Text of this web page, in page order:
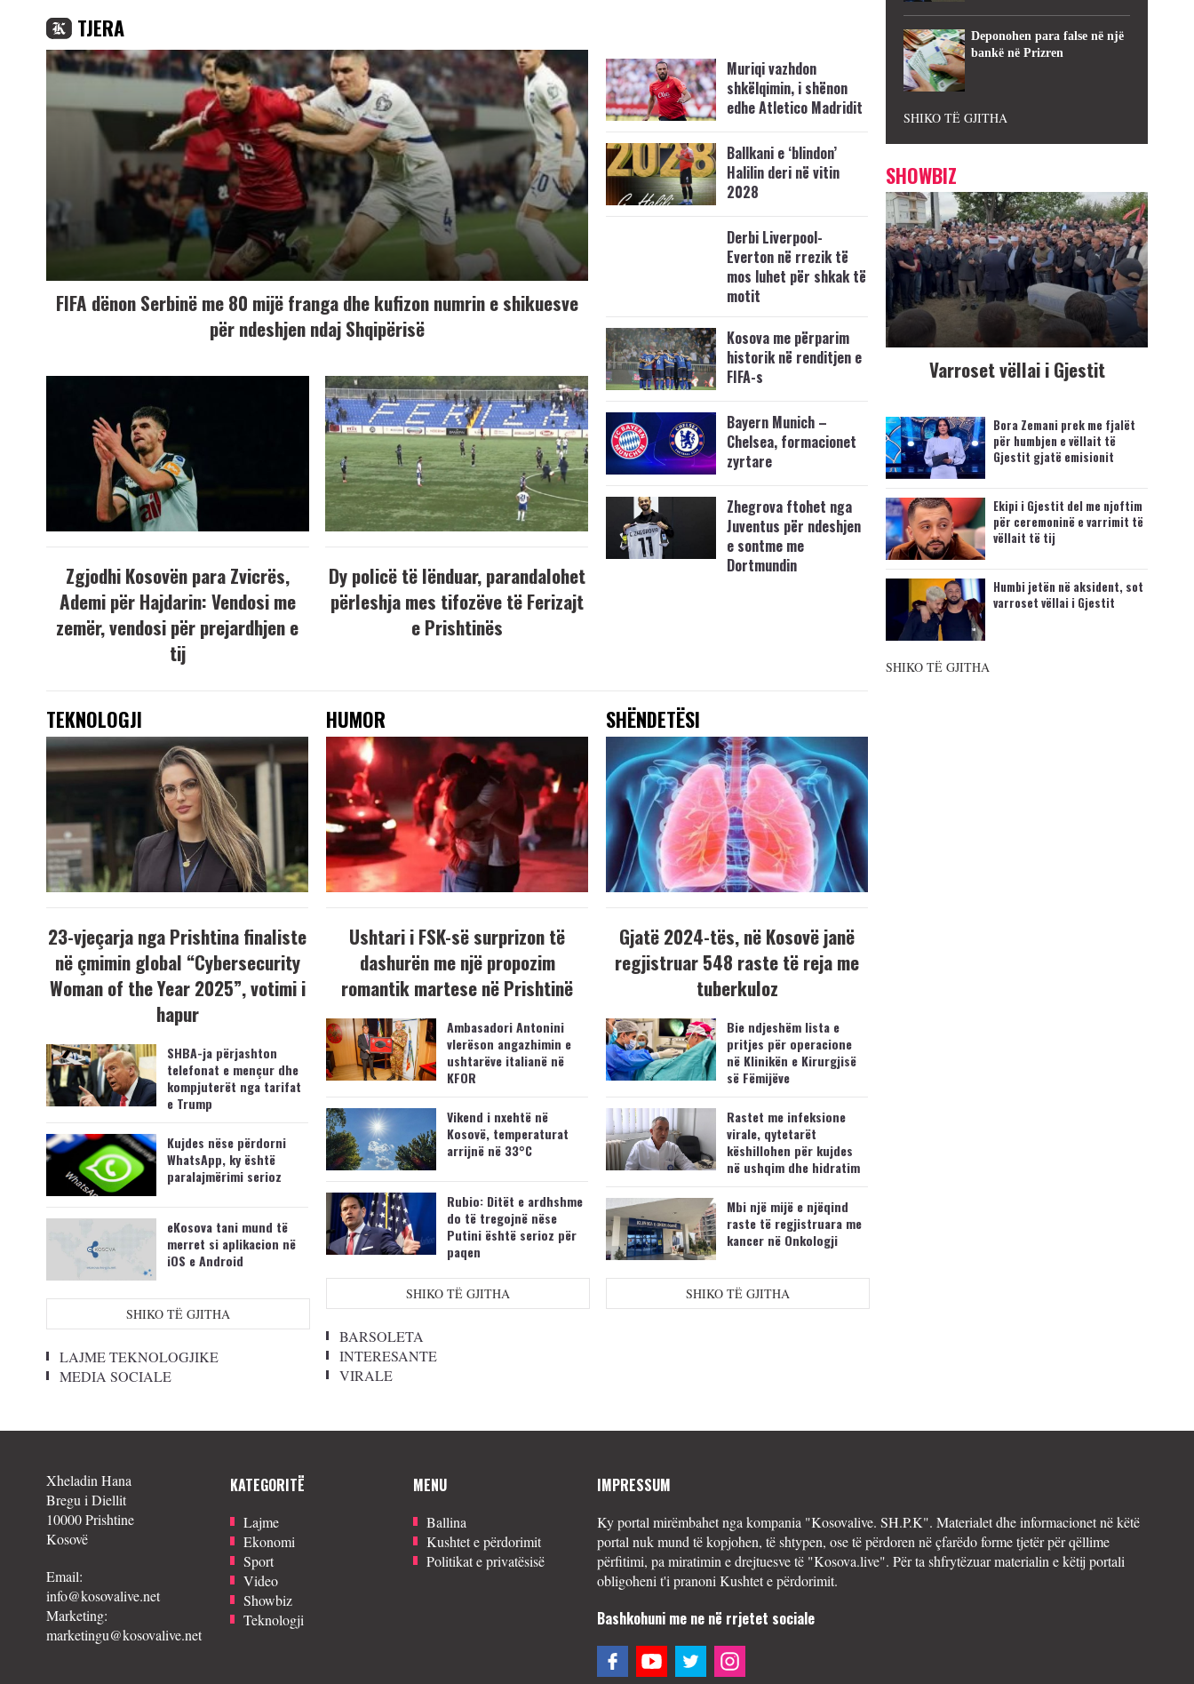
TJERA
FIFA dënon Serbinë me 80 mijë franga dhe kufizon numrin e shikuesve
për ndeshjen ndaj Shqipërisë
Zgjodhi Kosovën para Zvicrës,
Ademi për Hajdarin: Vendosi me
zemër, vendosi për prejardhjen e
tij
Dy policë të lënduar, parandalohet
përleshja mes tifozëve të Ferizajt
e Prishtinës
Muriqi vazhdon
shkëlqimin, i shënon
edhe Atletico Madridit
Ballkani e ‘blindon’
Halilin deri në vitin
2028
Derbi Liverpool-
Everton në rrezik të
mos luhet për shkak të
motit
Kosova me përparim
historik në renditjen e
FIFA-s
Bayern Munich –
Chelsea, formacionet
zyrtare
Zhegrova ftohet nga
Juventus për ndeshjen
e sontme me
Dortmundin
TEKNOLOGJI
23-vjeçarja nga Prishtina finaliste
në çmimin global “Cybersecurity
Woman of the Year 2025”, votimi i
hapur
SHBA-ja përjashton
telefonat e mençur dhe
kompjuterët nga tarifat
e Trump
Kujdes nëse përdorni
WhatsApp, ky është
paralajmërimi serioz
eKosova tani mund të
merret si aplikacion në
iOS e Android
SHIKO TË GJITHA
LAJME TEKNOLOGJIKE
MEDIA SOCIALE
HUMOR
Ushtari i FSK-së surprizon të
dashurën me një propozim
romantik martese në Prishtinë
Ambasadori Antonini
vlerëson angazhimin e
ushtarëve italianë në
KFOR
Vikend i nxehtë në
Kosovë, temperaturat
arrijnë në 33°C
Rubio: Ditët e ardhshme
do të tregojnë nëse
Putini është serioz për
paqen
SHIKO TË GJITHA
BARSOLETA
INTERESANTE
VIRALE
SHËNDETËSI
Gjatë 2024-tës, në Kosovë janë
regjistruar 548 raste të reja me
tuberkuloz
Bie ndjeshëm lista e
pritjes për operacione
në Klinikën e Kirurgjisë
së Fëmijëve
Rastet me infeksione
virale, qytetarët
këshillohen për kujdes
në ushqim dhe hidratim
Mbi një mijë e njëqind
raste të regjistruara me
kancer në Onkologji
SHIKO TË GJITHA
Deponohen para false në një
bankë në Prizren
SHIKO TË GJITHA
SHOWBIZ
Varroset vëllai i Gjestit
Bora Zemani prek me fjalët
për humbjen e vëllait të
Gjestit gjatë emisionit
Ekipi i Gjestit del me njoftim
për ceremoninë e varrimit të
vëllait të tij
Humbi jetën në aksident, sot
varroset vëllai i Gjestit
SHIKO TË GJITHA
Xheladin Hana
Bregu i Diellit
10000 Prishtine
Kosovë
Email:
info@kosovalive.net
Marketing:
marketingu@kosovalive.net
KATEGORITË
Lajme
Ekonomi
Sport
Video
Showbiz
Teknologji
MENU
Ballina
Kushtet e përdorimit
Politikat e privatësisë
IMPRESSUM
Ky portal mirëmbahet nga kompania "Kosovalive. SH.P.K". Materialet dhe informacionet në këtë
portal nuk mund të kopjohen, të shtypen, ose të përdoren në çfarëdo forme tjetër për qëllime
përfitimi, pa miratimin e drejtuesve të "Kosova.live". Për ta shfrytëzuar materialin e këtij portali
obligoheni t'i pranoni Kushtet e përdorimit.
Bashkohuni me ne në rrjetet sociale